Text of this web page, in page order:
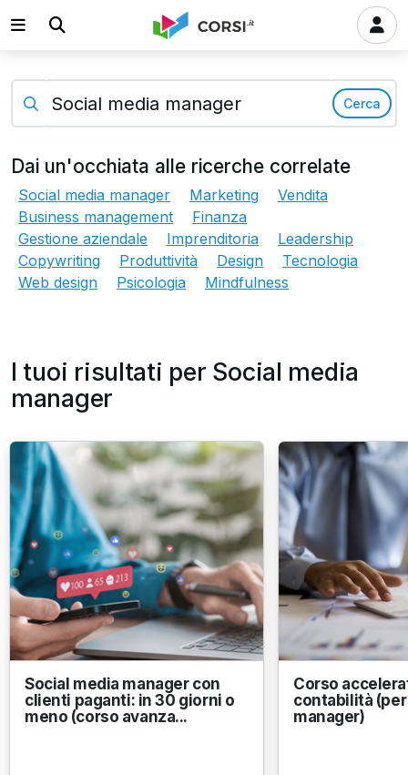
Cerca
Dai un'occhiata alle ricerche correlate
Social media manager Marketing
Vendita
Business management
Finanza
Gestione aziendale
Imprenditoria
Leadership
Copywriting
Produttività Design
Tecnologia
Web design
Psicologia Mindfulness
I tuoi risultati per Social media
manager
Social media manager con
clienti paganti: in 30 giorni o
meno (corso avanza...
Corso
contabilità
manager)